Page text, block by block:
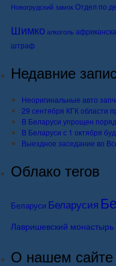
Новогрудский замок Отдел по
Шимко алкоголь
штраф
Недавние
Неоригинальные авто
29 сентября КГК области
В Беларуси упрощен
В Беларуси с 1 октября
Выездное заседание во
Облако тегов
Беларуси Беларусия
Лавришевский монастырь
О нашем сайте